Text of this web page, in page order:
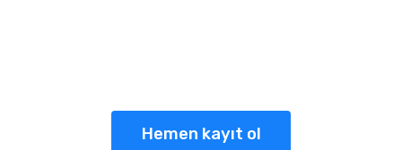
Hemen kayıt ol